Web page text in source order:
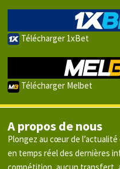
Télécharger 1xBet
Télécharger Melbet
A propos de nous
Plongez au cœur de
en temps réel des dernières